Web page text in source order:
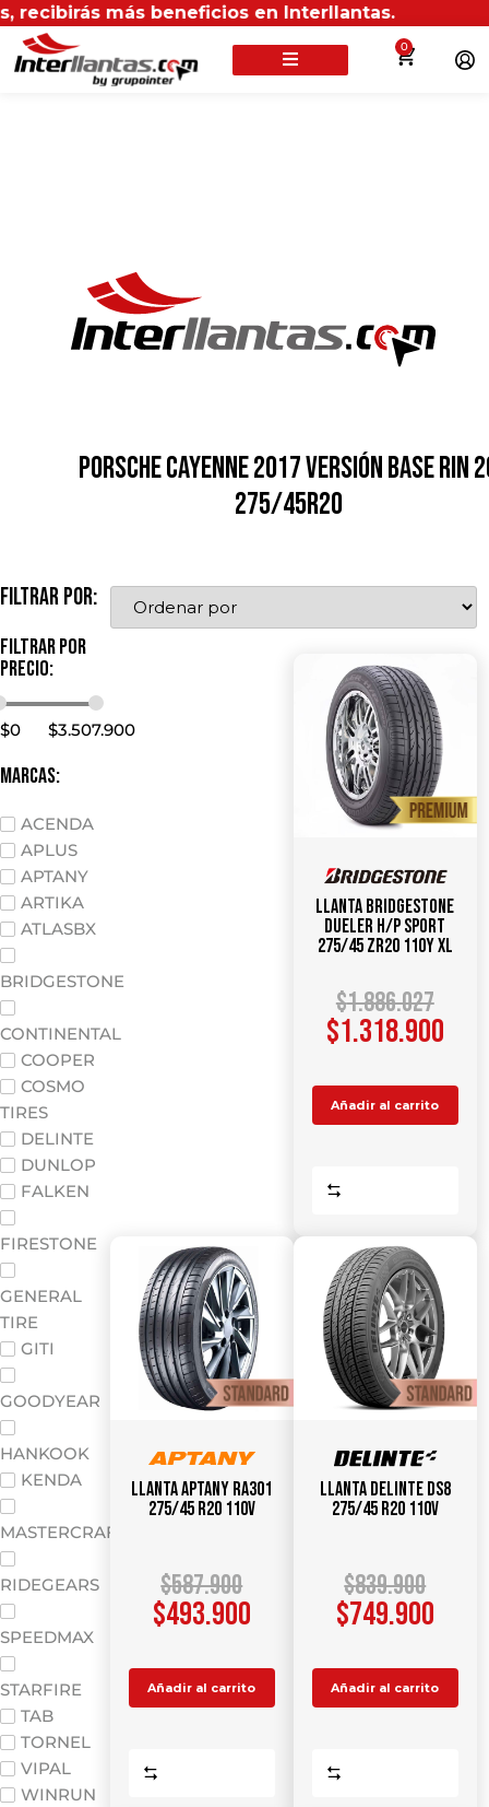
más beneficios en Interllantas.
0
PORSCHE CAYENNE 2017 VERSIÓN BASE RIN
275/45R20
Filtrar por:
Filtrar por
precio:
$0 $3.507.900
marcas:
ACENDA
APLUS
APTANY
ARTIKA
ATLASBX
BRIDGESTONE
CONTINENTAL
COOPER
COSMO
TIRES
DELINTE
DUNLOP
FALKEN
FIRESTONE
GENERAL
TIRE
GITI
GOODYEAR
HANKOOK
KENDA
MASTERCRAFT
RIDEGEARS
SPEEDMAX
STARFIRE
TAB
TORNEL
VIPAL
WINRUN
Llanta Bridgestone
Dueler H/P Sport
275/45 ZR20 110Y XL
$1.886.027
$1.318.900
Añadir al carrito
Llanta APTANY RA301
275/45 R20 110V
$587.900
$493.900
Añadir al carrito
Llanta DELINTE DS8
275/45 R20 110V
$839.900
$749.900
Añadir al carrito